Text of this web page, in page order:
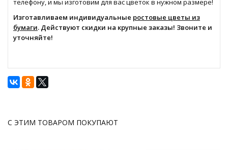
телефону, и мы изготовим для вас цветок в нужном размере!
Изготавливаем индивидуальные ростовые цветы из
бумаги. Действуют скидки на крупные заказы! Звоните и
уточняйте!
С ЭТИМ ТОВАРОМ ПОКУПАЮТ